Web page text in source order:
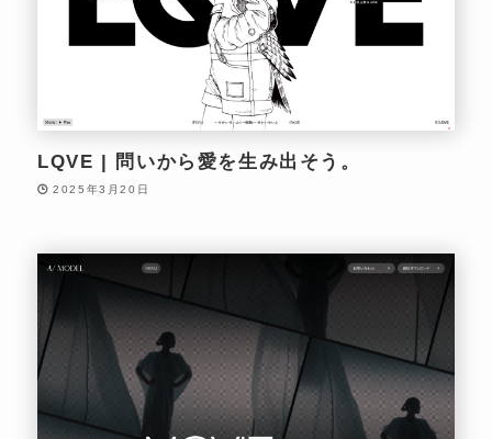
LQVE | 問いから愛を生み出そう。
2025年3月20日